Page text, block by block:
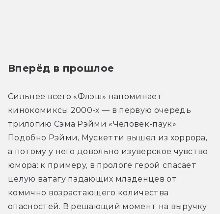
Вперёд в прошлое
Сильнее всего «Флэш» напоминает
кинокомиксы 2000-х — в первую очередь
трилогию Сэма Рэйми «Человек-паук».
Подобно Рэйми, Мускетти вышел из хоррора,
а потому у него довольно изуверское чувство
юмора: к примеру, в прологе герой спасает
целую ватагу падающих младенцев от
комично возрастающего количества
опасностей. В решающий момент на выручку